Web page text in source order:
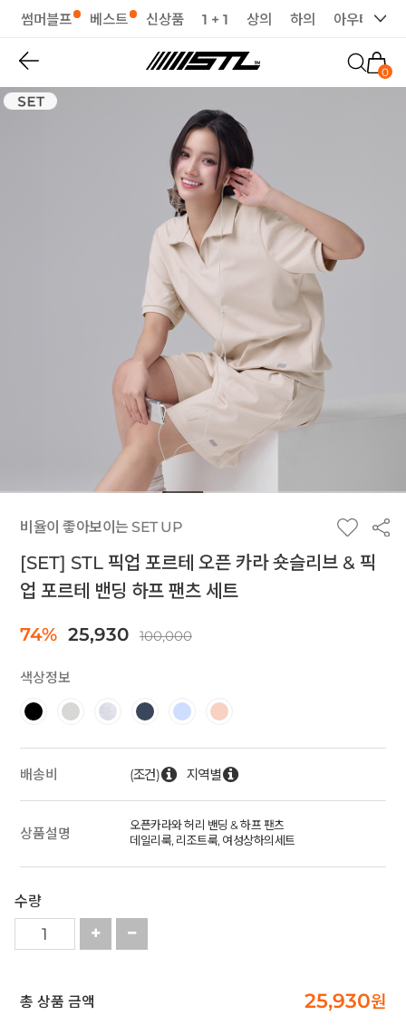
썸머블프 베스트 신상품 1 + 1 상의 하의 아우터
0
비율이 좋아보이는 SET UP
[SET] STL 픽업 포르테 오픈 카라 숏슬리브 & 픽
업 포르테 밴딩 하프 팬츠 세트
74% 25,930 100,000
색상정보
배송비 (조건) 지역별
상품설명
오픈카라와 허리 밴딩 & 하프 팬츠
데일리룩, 리조트룩, 여성상하의세트
수량
총 상품 금액 25,930원